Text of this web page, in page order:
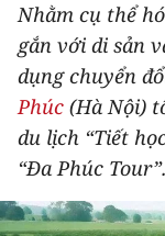
PHÁP LUẬT
DU LỊCH
THẾ GIỚI
THỂ THAO
Nhằm cụ thể
gắn với di sản
dụng chuyển
Phúc (Hà Nội)
du lịch “Tiết
“Đa Phúc Tour”.